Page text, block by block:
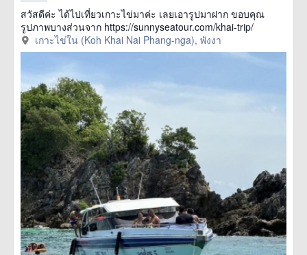
สวัสดีค่ะ ได้ไปเที่ยวเกาะไข่มาค่ะ เลยเอารูปมาฝาก ขอบคุณ
รูปภาพบางส่วนจาก https://sunnyseatour.com/khai-trip/
เกาะไข่ใน (Koh Khai Nai Phang-nga), พังงา